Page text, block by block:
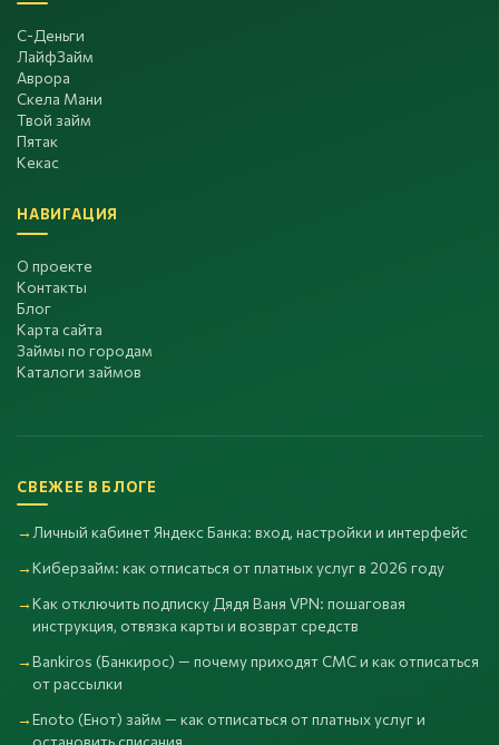
С-Деньги
ЛайфЗайм
Аврора
Скела Мани
Твой займ
Пятак
Кекас
НАВИГАЦИЯ
О проекте
Контакты
Блог
Карта сайта
Займы по городам
Каталоги займов
СВЕЖЕЕ В БЛОГЕ
Личный кабинет Яндекс Банка: вход, настройки и интерфейс
Киберзайм: как отписаться от платных услуг в 2026 году
Как отключить подписку Дядя Ваня VPN: пошаговая
инструкция, отвязка карты и возврат средств
Bankiros (Банкирос) — почему приходят СМС и как отписаться
от рассылки
Enoto (Енот) займ — как отписаться от платных услуг и
остановить списания